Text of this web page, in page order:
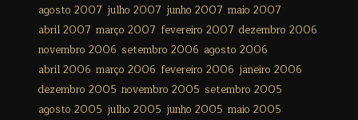
agosto 2007 julho 2007 junho 2007 maio 2007
abril 2007 março 2007 fevereiro 2007 dezembro 2006
novembro 2006 setembro 2006 agosto 2006
abril 2006 março 2006 fevereiro 2006 janeiro 2006
dezembro 2005 novembro 2005 setembro 2005
agosto 2005 julho 2005 junho 2005 maio 2005